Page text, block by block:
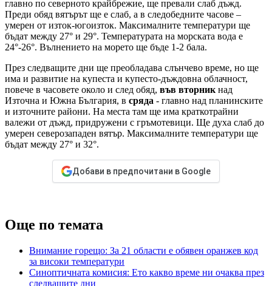
главно по северното крайбрежие, ще превали слаб дъжд.
Преди обяд вятърът ще е слаб, а в следобедните часове –
умерен от изток-югоизток. Максималните температури ще
бъдат между 27° и 29°. Температурата на морската вода е
24°-26°. Вълнението на морето ще бъде 1-2 бала.
През следващите дни ще преобладава слънчево време, но ще
има и развитие на купеста и купесто-дъждовна облачност,
повече в часовете около и след обяд, във вторник над
Източна и Южна България, в сряда - главно над планинските
и източните райони. На места там ще има краткотрайни
валежи от дъжд, придружени с гръмотевици. Ще духа слаб до
умерен северозападен вятър. Максималните температури ще
бъдат между 27° и 32°.
Добави в предпочитани в Google
Още по темата
Внимание горещо: За 21 области е обявен оранжев код
за високи температури
Синоптичната комисия: Ето какво време ни очаква през
следващите дни